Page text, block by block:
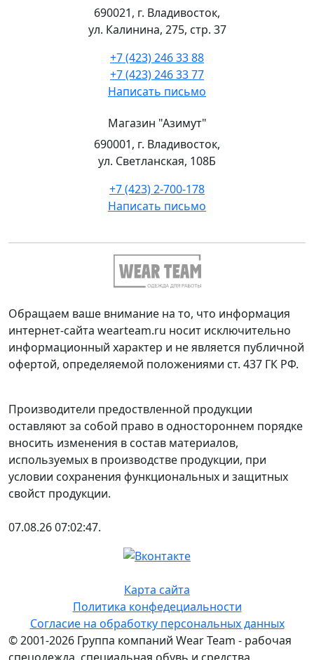
690021, г. Владивосток,
ул. Калинина, 275, стр. 37
+7 (423) 246 33 88
+7 (423) 246 33 77
Написать письмо
Магазин "Азимут"
690001, г. Владивосток,
ул. Светланская, 108Б
+7 (423) 2-700-178
Написать письмо
Обращаем ваше внимание на то, что информация
интернет-сайта wearteam.ru носит исключительно
информационный характер и не является публичной
офертой, определяемой положениями ст. 437 ГК РФ.
Производители предоствленной продукции
оставляют за собой право в одностороннем порядке
вносить изменения в состав материалов,
используемых в производстве продукции, при
условии сохранения функциональных и защитных
свойст продукции.
07.08.26 07:02:47.
Карта сайта
Политика конфедециальности
Согласие на обработку персональных данных
© 2001-2026 Группа компаний Wear Team - рабочая